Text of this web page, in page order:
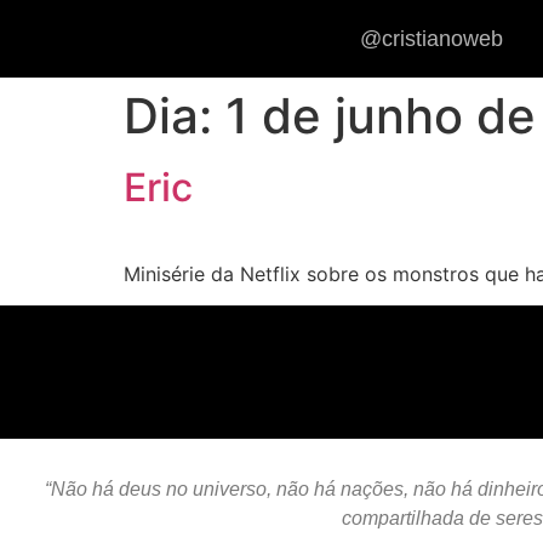
@cristianoweb
Dia: 1 de junho
Eric
Minisérie da Netflix sobre os monstros que
“Não há deus no universo, não há nações, não há
compartilhada de